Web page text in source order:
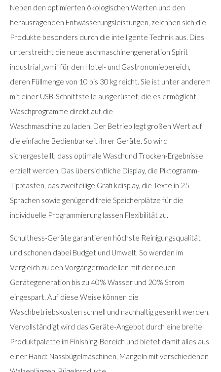
Neben den optimierten ökologischen Werten und den
herausragenden Entwässerungsleistungen, zeichnen sich die
Produkte besonders durch die intelligente Technik aus. Dies
unterstreicht die neue aschmaschinengeneration Spirit
industrial „wmi“ für den Hotel- und Gastronomiebereich,
deren Füllmenge von 10 bis 30 kg reicht. Sie ist unter anderem
mit einer USB-Schnittstelle ausgerüstet, die es ermöglicht
Waschprogramme direkt auf die
Waschmaschine zu laden. Der Betrieb legt großen Wert auf
die einfache Bedienbarkeit ihrer Geräte. So wird
sichergestellt, dass optimale Waschund Trocken-Ergebnisse
erzielt werden. Das übersichtliche Display, die Piktogramm-
Tipptasten, das zweiteilige Grafi kdisplay, die Texte in 25
Sprachen sowie genügend freie Speicherplätze für die
individuelle Programmierung lassen Flexibilität zu.
Schulthess-Geräte garantieren höchste Reinigungsqualität
und schonen dabei Budget und Umwelt. So werden im
Vergleich zu den Vorgängermodellen mit der neuen
Gerätegeneration bis zu 40% Wasser und 20% Strom
eingespart. Auf diese Weise können die
Waschbetriebskosten schnell und nachhaltig gesenkt werden.
Vervollständigt wird das Geräte-Angebot durch eine breite
Produktpalette im Finishing-Bereich und bietet damit alles aus
einer Hand: Nassbügelmaschinen, Mangeln mit verschiedenen